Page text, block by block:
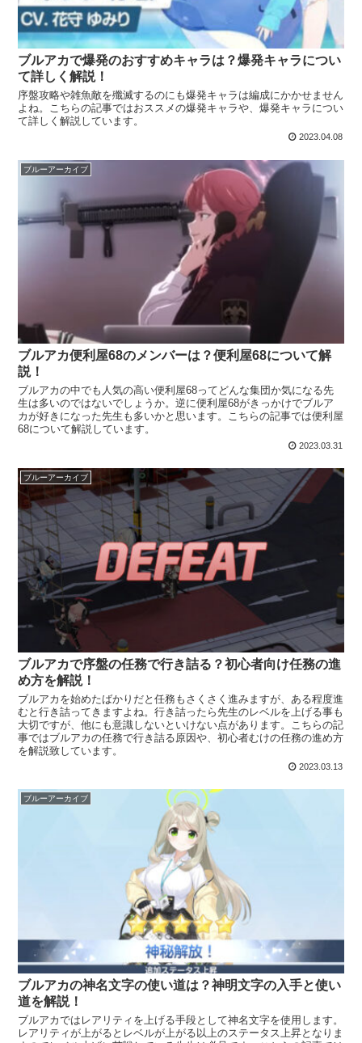
ブルアカで爆発のおすすめキャラは？爆発キャラについ
て詳しく解説！
序盤攻略や雑魚敵を殲滅するのにも爆発キャラは編成にかかせません
よね。こちらの記事ではおススメの爆発キャラや、爆発キャラについ
て詳しく解説しています。
2023.04.08
ブルーアーカイブ
ブルアカ便利屋68のメンバーは？便利屋68について解
説！
ブルアカの中でも人気の高い便利屋68ってどんな集団か気になる先
生は多いのではないでしょうか。逆に便利屋68がきっかけでブルア
カが好きになった先生も多いかと思います。こちらの記事では便利屋
68について解説しています。
2023.03.31
ブルーアーカイブ
ブルアカで序盤の任務で行き詰る？初心者向け任務の進
め方を解説！
ブルアカを始めたばかりだと任務もさくさく進みますが、ある程度進
むと行き詰ってきますよね。行き詰ったら先生のレベルを上げる事も
大切ですが、他にも意識しないといけない点があります。こちらの記
事ではブルアカの任務で行き詰る原因や、初心者むけの任務の進め方
を解説致しています。
2023.03.13
ブルーアーカイブ
ブルアカの神名文字の使い道は？神明文字の入手と使い
道を解説！
ブルアカではレアリティを上げる手段として神名文字を使用します。
レアリティが上がるとレベルが上がる以上のステータス上昇となりま